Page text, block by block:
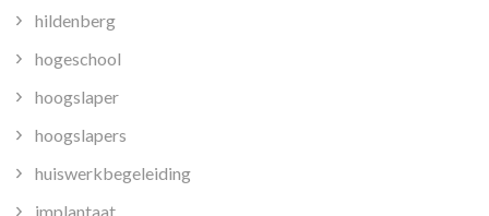
hildenberg
hogeschool
hoogslaper
hoogslapers
huiswerkbegeleiding
implantaat